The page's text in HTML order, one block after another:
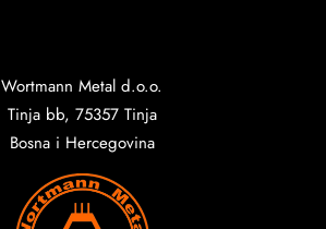
Wortmann Metal d.o.o.
Tinja bb, 75357 Tinja
Bosna i Hercegovina